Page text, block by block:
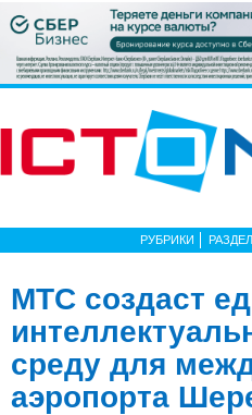
РУБРИКИ
МТС создаст
среду для
аэропорта